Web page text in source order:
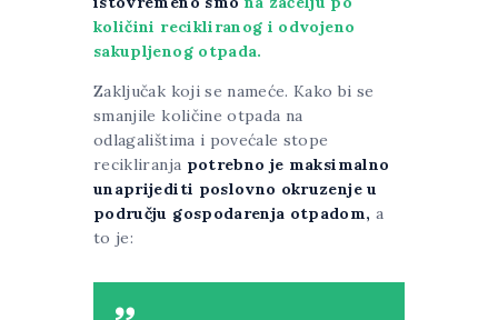
količini recikliranog i odvojeno
sakupljenog otpada.
Zaključak koji se nameće. Kako bi se
smanjile količine otpada na
odlagalištima i povećale stope
recikliranja potrebno je maksimalno
unaprijediti poslovno okruzenje u
području gospodarenja otpadom, a
to je: